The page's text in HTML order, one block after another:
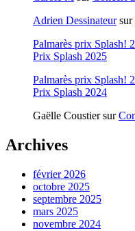
Adrien Dessinateursur
Palmarès prix Splash!
Prix Splash 2025
Palmarès prix Splash!
Prix Splash 2024
Gaëlle Coustiersur
Archives
février 2026
octobre 2025
septembre 2025
mars 2025
novembre 2024